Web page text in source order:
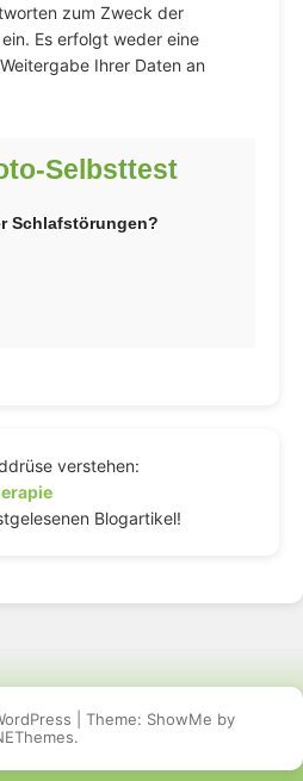
zum Zweck der
Es erfolgt weder eine
Ihrer Daten an
Selbsttest
Schlafstörungen?
verstehen:
Blogartikel!
Theme: ShowMe by
.